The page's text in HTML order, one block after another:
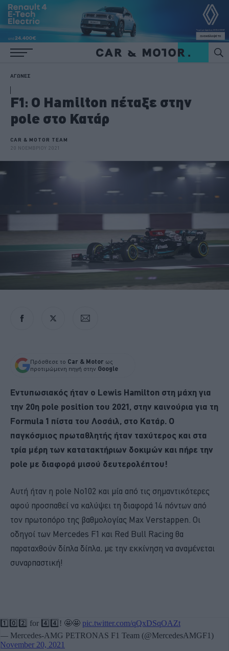
ΑΓΩΝΕΣ
F1: Ο Hamilton πέταξε στην
pole στο Κατάρ
CAR & MOTOR TEAM
20 ΝΟΕΜΒΡΙΟΥ 2021
Πρόσθεσε το Car & Motor ως
προτιμώμενη πηγή στην Google
Εντυπωσιακός ήταν ο Lewis Hamilton στη μάχη για
την 20η pole position του 2021, στην καινούρια για τη
Formula 1 πίστα του Λοσάιλ, στο Κατάρ. Ο
παγκόσμιος πρωταθλητής ήταν ταχύτερος και στα
τρία μέρη των κατατακτήριων δοκιμών και πήρε την
pole με διαφορά μισού δευτερολέπτου!
Αυτή ήταν η pole No102 και μία από τις σημαντικότερες
αφού προσπαθεί να καλύψει τη διαφορά 14 πόντων από
τον πρωτοπόρο της βαθμολογίας Max Verstappen. Οι
οδηγοί των Mercedes F1 και Red Bull Racing θα
παραταχθούν δίπλα δίπλα, με την εκκίνηση να αναμένεται
συναρπαστική!